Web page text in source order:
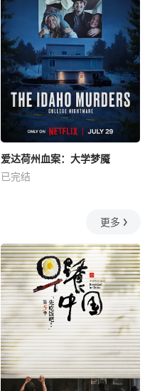
爱达荷州血案：大学梦魇
已完结
更多